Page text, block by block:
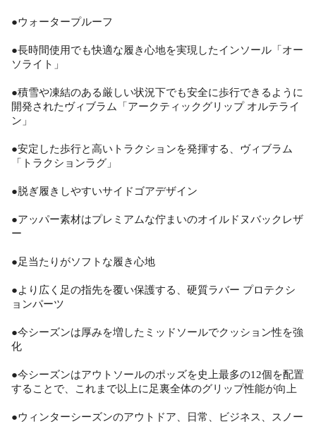
●ウォータープルーフ
●長時間使用でも快適な履き心地を実現したインソール「オー
ソライト」
●積雪や凍結のある厳しい状況下でも安全に歩行できるように
開発されたヴィブラム「アークティックグリップ オルテライ
ン」
●安定した歩行と高いトラクションを発揮する、ヴィブラム
「トラクションラグ」
●脱ぎ履きしやすいサイドゴアデザイン
●アッパー素材はプレミアムな佇まいのオイルドヌバックレザ
ー
●足当たりがソフトな履き心地
●より広く足の指先を覆い保護する、硬質ラバー プロテクシ
ョンパーツ
●今シーズンは厚みを増したミッドソールでクッション性を強
化
●今シーズンはアウトソールのポッズを史上最多の12個を配置
することで、これまで以上に足裏全体のグリップ性能が向上
●ウィンターシーズンのアウトドア、日常、ビジネス、スノー